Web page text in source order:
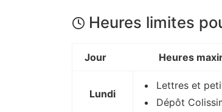
Heures limites
Jour Heures
Lundi
Lettres et
Dépôt